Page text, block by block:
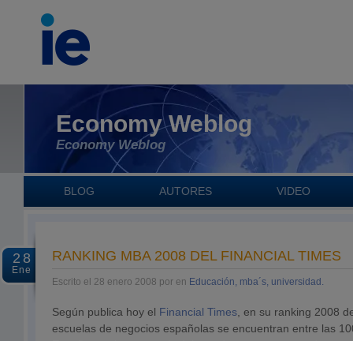
Economy Weblog
Economy Weblog
BLOG AUTORES VIDEO
28
Ene
RANKING MBA 2008 DEL FINANCIAL TIMES
Escrito el 28 enero 2008 por en Educación, mba´s, universidad.
Según publica hoy el Financial Times , en su ranking 2008
escuelas de negocios españolas se encuentran entre las